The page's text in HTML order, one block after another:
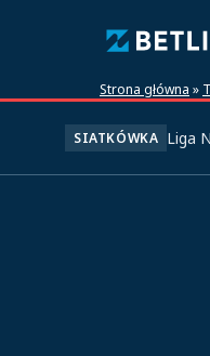
Strona główna »
SIATKÓWKA Liga